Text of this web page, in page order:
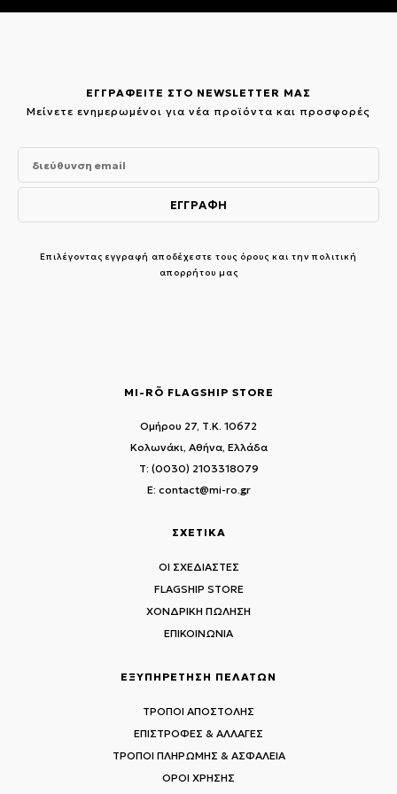
ΕΓΓΡΑΦΕΙΤΕ ΣΤΟ NEWSLETTER ΜΑΣ
Μείνετε ενημερωμένοι για νέα προϊόντα και προσφορές
Επιλέγοντας εγγραφή αποδέχεστε τους όρους και την πολιτική
απορρήτου μας
MI-RŌ FLAGSHIP STORE
Ομήρου 27, Τ.Κ. 10672
Κολωνάκι, Αθήνα, Ελλάδα
T: (0030) 2103318079
E: contact@mi-ro.gr
ΣΧΕΤΙΚΑ
ΟΙ ΣΧΕΔΙΑΣΤΕΣ
FLAGSHIP STORE
ΧΟΝΔΡΙΚΗ ΠΩΛΗΣΗ
ΕΠΙΚΟΙΝΩΝΙΑ
ΕΞΥΠΗΡΕΤΗΣΗ ΠΕΛΑΤΩΝ
ΤΡΟΠΟΙ ΑΠΟΣΤΟΛΗΣ
ΕΠΙΣΤΡΟΦΕΣ & ΑΛΛΑΓΕΣ
ΤΡΟΠΟΙ ΠΛΗΡΩΜΗΣ & ΑΣΦΑΛΕΙΑ
ΟΡΟΙ ΧΡΗΣΗΣ